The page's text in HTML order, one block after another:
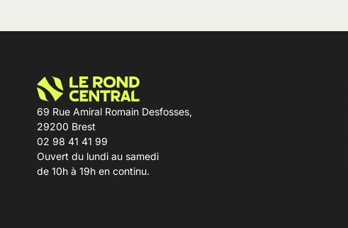
69 Rue Amiral Romain Desfosses,
29200 Brest
02 98 41 41 99
Ouvert du lundi au samedi
de 10h à 19h en continu.